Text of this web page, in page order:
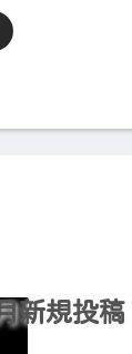
新規投稿